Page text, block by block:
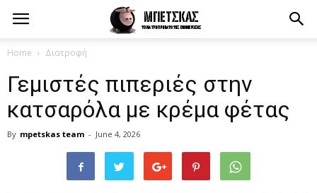
Home Διατροφή
Γεμιστές πιπεριές στην
κατσαρόλα με κρέμα φέτας
By mpetskas team - June 4, 2026